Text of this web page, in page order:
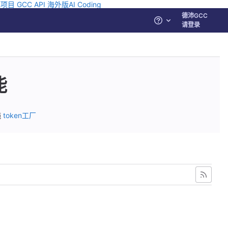
目 GCC API 海外版AI Coding
帮助
德沛GCC
请登录
token工厂